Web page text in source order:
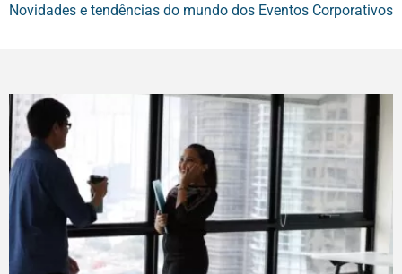
Novidades e tendências do mundo dos Eventos Corporativos